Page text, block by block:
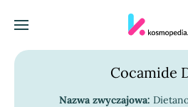
Menu
Cocamide
Nazwa zwyczajowa: